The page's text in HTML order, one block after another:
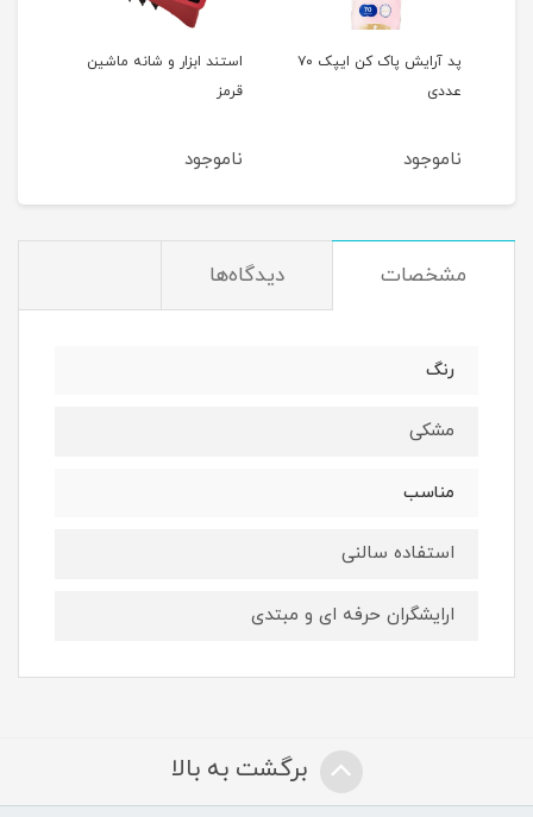
پد آرایش پاک کن ایپک ۷۰
عددی
ناموجود
استند ابزار و شانه ماشین
قرمز
ناموجود
مشخصات دیدگاه‌ها
رنگ
مشکی
مناسب
استفاده سالنی
ارایشگران حرفه ای و مبتدی
برگشت به بالا